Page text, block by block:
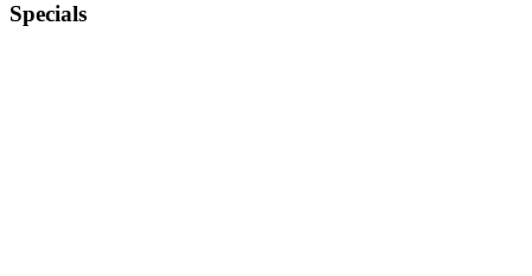
Specials